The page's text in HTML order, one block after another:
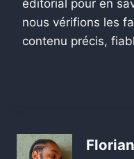
éditorial pour en
nous vérifions les
contenu précis,